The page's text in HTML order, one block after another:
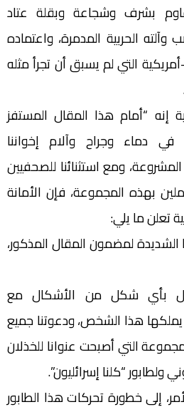
بشرف وشجاعة وبقلة عتاد
وآلته الحربية المدمرة، واعتماده
التي لم يسبق أن تجرأ مثله
إنه “أمام هذا المقال المستفز
دماء وجراح وآلام إخواننا
ومع استثنائنا للصحفيين
بهذه المجموعة، فإن الأمانة
تعلن ما يلي:
الشديدة لمضمون المقال المذكور،
بأي شكل من الأشكال مع
يملكها هذا الشخص، ودعوتنا جميع
التي أصبحت عنوانا للخذلان
ولطابور “كلنا إسرائليون”.
إلى خطورة تحركات هذا الطابور